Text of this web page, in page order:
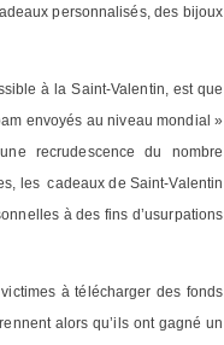
personnalisés, des bijoux
à la Saint-Valentin, est que
envoyés au niveau mondial »
recrudescence du nombre
les cadeaux de Saint-Valentin
à des fins d’usurpations
à télécharger des fonds
alors qu’ils ont gagné un